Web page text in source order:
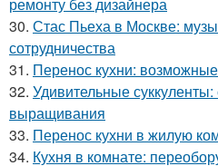
30. Стас Пьеха в Москве:
сотрудничества
31. Перенос кухни:
32. Удивительные
выращивания
33. Перенос кухни в жилую
34. Кухня в комнате: